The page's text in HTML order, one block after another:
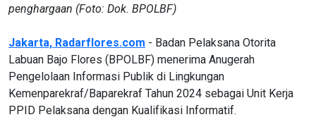
penghargaan (Foto: Dok. BPOLBF)
Jakarta, Radarflores.com - Badan Pelaksana Otorita
Labuan Bajo Flores (BPOLBF) menerima Anugerah
Pengelolaan Informasi Publik di Lingkungan
Kemenparekraf/Baparekraf Tahun 2024 sebagai Unit Kerja
PPID Pelaksana dengan Kualifikasi Informatif.